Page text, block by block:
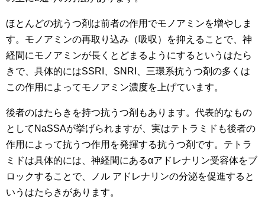
ほとんどの抗うつ剤は前者の作用でモノアミンを増やしま
す。モノアミンの再取り込み（吸収）を抑えることで、神
経間にモノアミンが長くとどまるようにするというはたら
きで、具体的にはSSRI、SNRI、三環系抗うつ剤の多くは
この作用によってモノアミン濃度を上げています。
後者のはたらきを持つ抗うつ剤もあります。代表的なもの
としてNaSSAが挙げられますが、実はテトラミドも後者の
作用によって抗うつ作用を発揮する抗うつ剤です。テトラ
ミドは具体的には、神経間にあるαアドレナリン受容体をブ
ロックすることで、ノル アドレナリンの分泌を促進すると
いうはたらきがあります。